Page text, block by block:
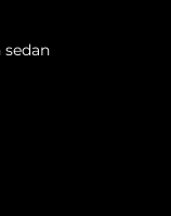
sedan